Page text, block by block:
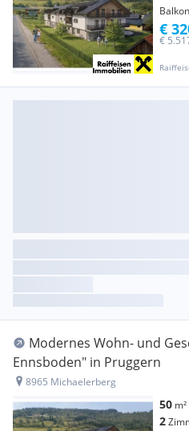
€
€
Modernes Wohn- und
Ennsboden" in Pruggern
8965 Michaelerberg
50 m²
2